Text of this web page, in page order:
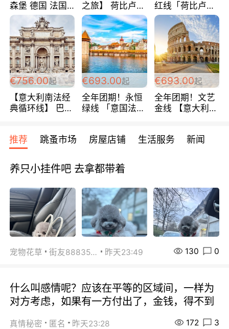
森堡 德国 法国
超爽玩遍西欧 循
环线 全程四星宾
馆 108欧/人/天
之旅】 荷比卢德
法 巴黎上下 经
典五国四日游
488欧/人
红线「荷比卢德
法」七天循环 五
国 仅售99欧/人/
天！巴黎上下！
包拼房~
€756.00起
【意大利南法经
典循环线】 巴黎
宾馆 108欧/天起
全程756欧/位
€693.00起
全年团期！永恒
绿线 「意国法
欧/天起 ~包拼房
€693.00起
全年团期！文艺
金线 【意大利一
每周铁发！
推荐 跳蚤市场 房屋店铺 生活服务 新闻
养只小挂件吧 去拿都带着
宠物花草 街友88835518 昨天23:49 130 0
什么叫感情呢？应该在平等的区域间，一样为
对方考虑，如果有一方付出了，金钱，得不到
真情秘密 匿名 昨天23:28 172 3